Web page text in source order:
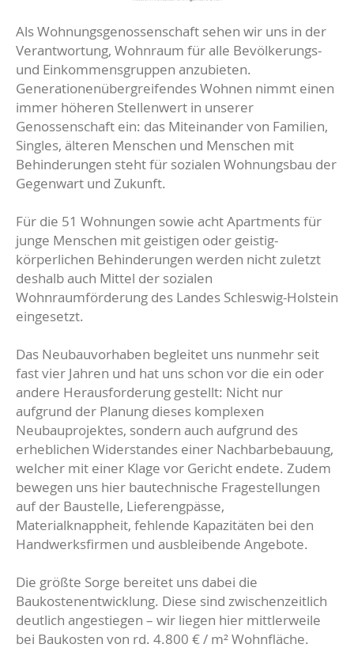
Als Wohnungsgenossenschaft sehen wir uns in der
Verantwortung, Wohnraum für alle Bevölkerungs-
und Einkommensgruppen anzubieten.
Generationenübergreifendes Wohnen nimmt einen
immer höheren Stellenwert in unserer
Genossenschaft ein: das Miteinander von Familien,
Singles, älteren Menschen und Menschen mit
Behinderungen steht für sozialen Wohnungsbau der
Gegenwart und Zukunft.
Für die 51 Wohnungen sowie acht Apartments für
junge Menschen mit geistigen oder geistig-
körperlichen Behinderungen werden nicht zuletzt
deshalb auch Mittel der sozialen
Wohnraumförderung des Landes Schleswig-Holstein
eingesetzt.
Das Neubauvorhaben begleitet uns nunmehr seit
fast vier Jahren und hat uns schon vor die ein oder
andere Herausforderung gestellt: Nicht nur
aufgrund der Planung dieses komplexen
Neubauprojektes, sondern auch aufgrund des
erheblichen Widerstandes einer Nachbarbebauung,
welcher mit einer Klage vor Gericht endete. Zudem
bewegen uns hier bautechnische Fragestellungen
auf der Baustelle, Lieferengpässe,
Materialknappheit, fehlende Kapazitäten bei den
Handwerksfirmen und ausbleibende Angebote.
Die größte Sorge bereitet uns dabei die
Baukostenentwicklung. Diese sind zwischenzeitlich
deutlich angestiegen – wir liegen hier mittlerweile
bei Baukosten von rd. 4.800 € / m² Wohnfläche.